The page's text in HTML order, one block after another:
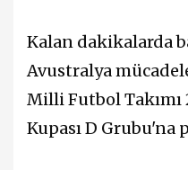
Kalan dakikalarda
Avustralya
Milli Futbol Takımı
Kupası D Grubu'na